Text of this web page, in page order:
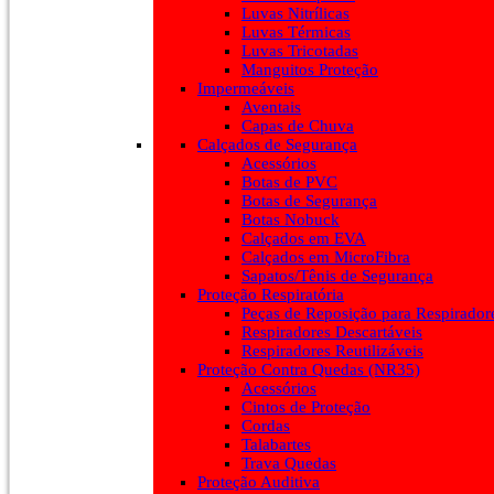
Luvas Nitrílicas
Luvas Térmicas
Luvas Tricotadas
Manguitos Proteção
Impermeáveis
Aventais
Capas de Chuva
Calçados de Segurança
Acessórios
Botas de PVC
Botas de Segurança
Botas Nobuck
Calçados em EVA
Calçados em MicroFibra
Sapatos/Tênis de Segurança
Proteção Respiratória
Peças de Reposição para
Respiradores Descartáveis
Respiradores Reutilizáveis
Proteção Contra Quedas (NR35)
Acessórios
Cintos de Proteção
Cordas
Talabartes
Trava Quedas
Proteção Auditiva